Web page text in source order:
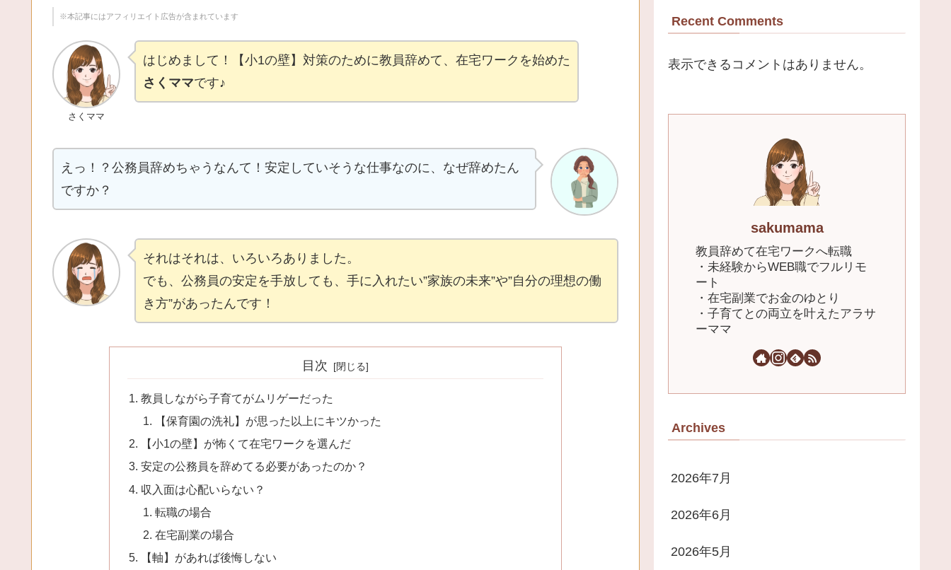
※本記事にはアフィリエイト広告が含まれています
さくママ
はじめまして！【小1の壁】対策のために教員辞めて、在宅ワークを始めた
さくママです♪
えっ！？公務員辞めちゃうなんて！安定していそうな仕事なのに、なぜ辞めたん
ですか？
それはそれは、いろいろありました。
でも、公務員の安定を手放しても、手に入れたい”家族の未来”や”自分の理想の働
き方”があったんです！
目次
教員しながら子育てがムリゲーだった
【保育園の洗礼】が思った以上にキツかった
【小1の壁】が怖くて在宅ワークを選んだ
安定の公務員を辞めてる必要があったのか？
収入面は心配いらない？
転職の場合
在宅副業の場合
【軸】があれば後悔しない
Recent Comments
表示できるコメントはありません。
sakumama
教員辞めて在宅ワークへ転職
・未経験からWEB職でフルリモ
ート
・在宅副業でお金のゆとり
・子育てとの両立を叶えたアラサ
ーママ
Archives
2026年7月
2026年6月
2026年5月